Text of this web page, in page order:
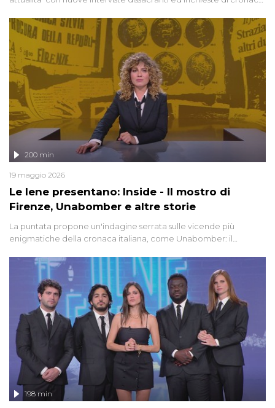
Le Iene presentano: Inside - Il mostro di
Firenze, Unabomber e altre storie
200 min
19 maggio 2026
La puntata propone un'indagine serrata sulle vicende più
enigmatiche della cronaca italiana, come Unabomber: il
'90 e il 2000 che, inquietantemente, potrebbe essere ancora in
libertà. Lo speciale affronta inoltre le zone d'ombra sul Mostro di
Firenze, le cui responsabilità appaiono ancora oggi avvolte in un
groviglio di dubbi mai chiariti. Nel corso dello speciale anche
l'intervista inedita a Olindo Romano, realizzata ne...
198 min